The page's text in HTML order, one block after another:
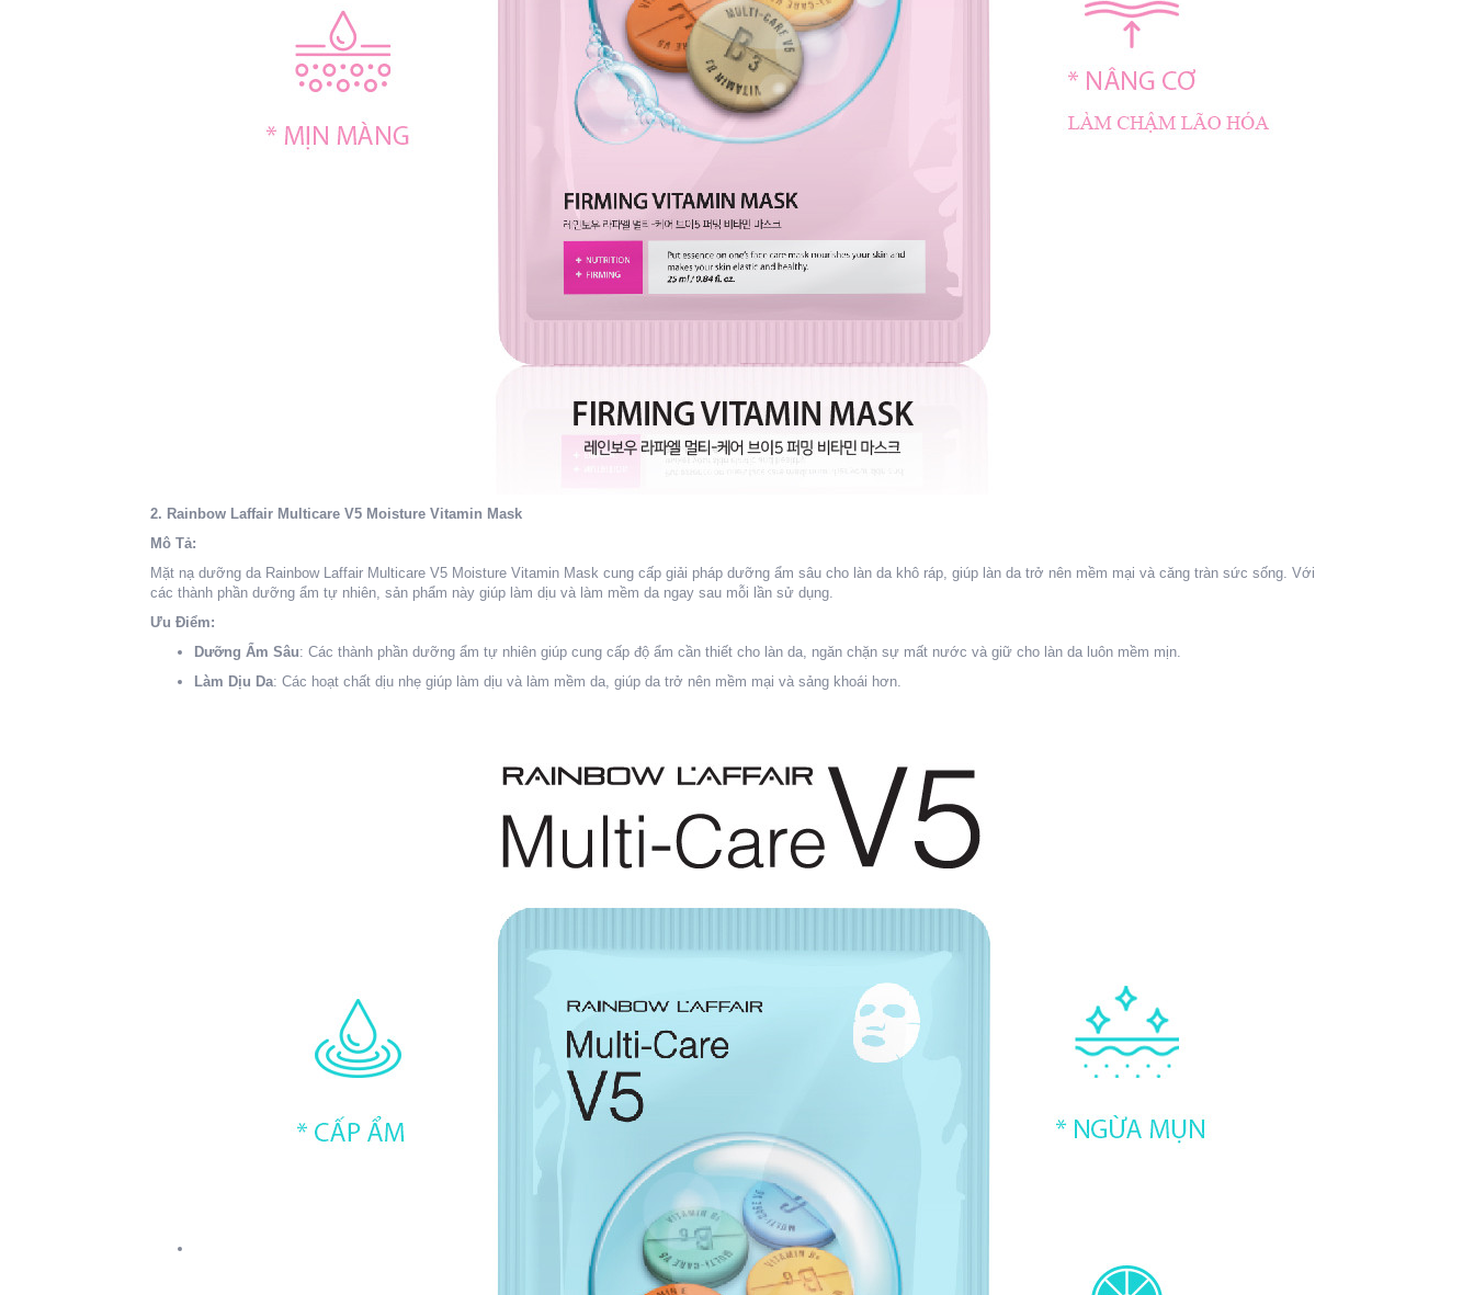
2. Rainbow Laffair Multicare V5 Moisture Vitamin Mask
Mô Tả:
Mặt nạ dưỡng da Rainbow Laffair Multicare V5 Moisture Vitamin Mask cung cấp giải pháp dưỡng ẩm sâu cho làn da khô ráp, giúp làn da trở nên mềm mại và căng tràn sức sống. Với
các thành phần dưỡng ẩm tự nhiên, sản phẩm này giúp làm dịu và làm mềm da ngay sau mỗi lần sử dụng.
Ưu Điểm:
Dưỡng Ẩm Sâu: Các thành phần dưỡng ẩm tự nhiên giúp cung cấp độ ẩm cần thiết cho làn da, ngăn chặn sự mất nước và giữ cho làn da luôn mềm mịn.
Làm Dịu Da: Các hoạt chất dịu nhẹ giúp làm dịu và làm mềm da, giúp da trở nên mềm mại và sảng khoái hơn.